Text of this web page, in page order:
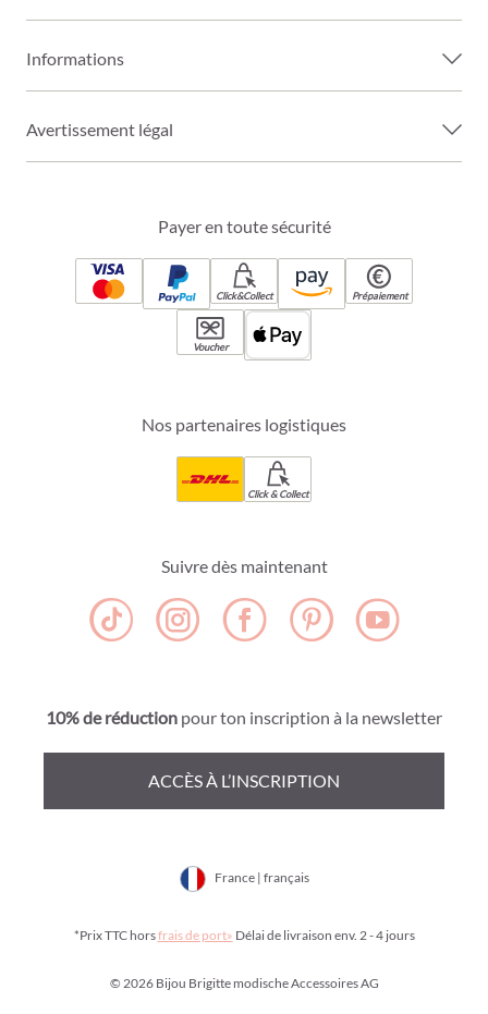
Informations
Avertissement légal
Payer en toute sécurité
Click&Collect Prépaiement
Voucher
Nos partenaires logistiques
Click & Collect
Suivre dès maintenant
10% de réduction pour ton inscription à la newsletter
ACCÈS À L’INSCRIPTION
France | français
*Prix TTC horsfrais de port» Délai de livraison env. 2 - 4 jours
© 2026 Bijou Brigitte modische Accessoires AG